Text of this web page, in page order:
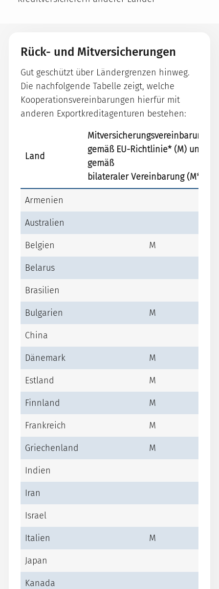
Rück- und Mitversicherungen
Gut geschützt über Ländergrenzen hinweg.
Die nachfolgende Tabelle zeigt, welche
Kooperationsvereinbarungen hierfür mit
anderen Exportkreditagenturen bestehen:
Land
Mitversicherungsvereinbarungen
gemäß EU-Richtlinie* (M) und
gemäß
bilateraler Vereinbarung (M*)
Armenien
Australien
Belgien M
Belarus
Brasilien
Bulgarien M
China
Dänemark M
Estland M
Finnland M
Frankreich M
Griechenland M
Indien
Iran
Israel
Italien M
Japan
Kanada